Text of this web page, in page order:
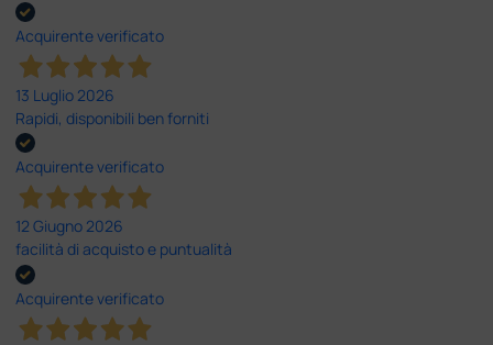
Acquirente verificato
13 Luglio 2026
Rapidi, disponibili ben forniti
Acquirente verificato
12 Giugno 2026
facilità di acquisto e puntualità
Acquirente verificato